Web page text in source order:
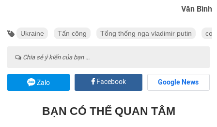
Vân Bình
Ukraine Tấn công Tổng thống nga vladimir putin cơ
Chia sẻ ý kiến của bạn ...
Zalo Facebook Google News
BẠN CÓ THỂ QUAN TÂM